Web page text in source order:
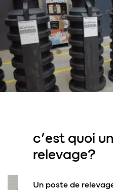
c’est quoi
relevage?
Un poste de